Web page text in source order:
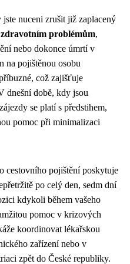
nuceni zrušit již zaplacený
problémům,
nebo dokonce úmrtí v
na pojištěnou osobu
což zajišťuje
dnešní době, kdy jsou
se platí s předstihem,
pomoc při minimalizaci
cestovního pojištění poskytuje
po celý den, sedm dní
kdykoli během vašeho
pomoc v krizových
koordinovat lékařskou
zařízení nebo v
zpět do České republiky.